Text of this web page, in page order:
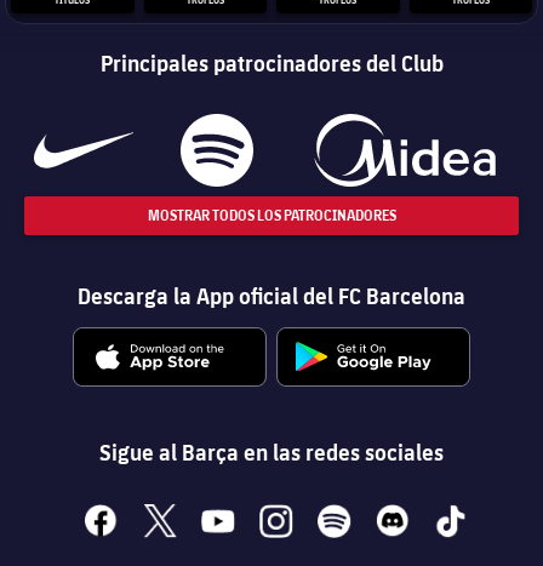
Principales patrocinadores del Club
MOSTRAR TODOS LOS PATROCINADORES
Descarga la App oficial del FC Barcelona
Sigue al Barça en las redes sociales
facebook
x youtubeinstagramspotify discord tiktok